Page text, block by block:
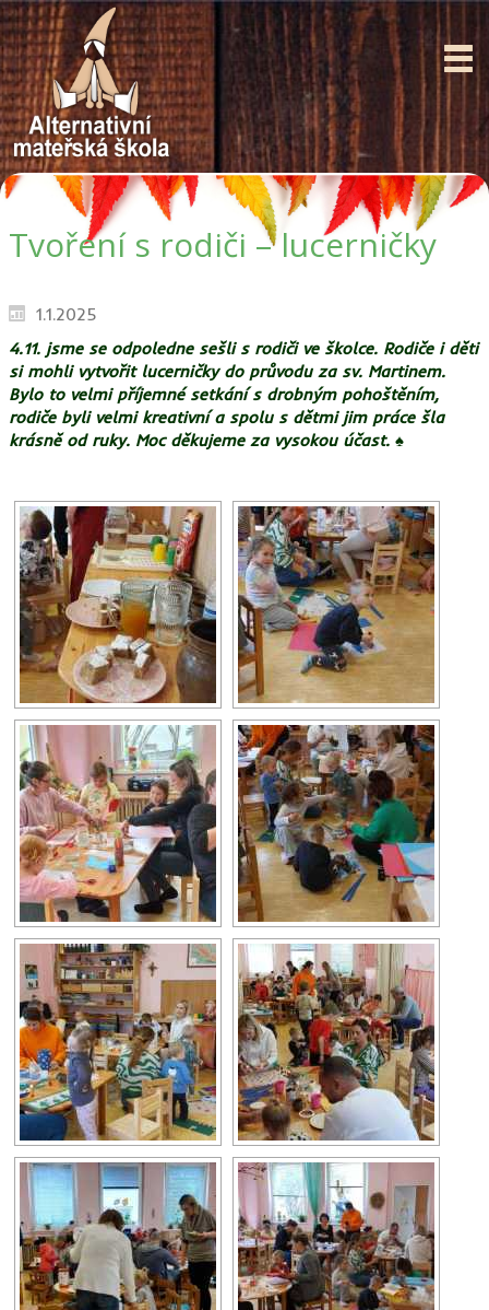
Tvoření s rodiči – lucerničky
1.1.2025
4.11. jsme se odpoledne sešli s rodiči ve školce. Rodiče i děti
si mohli vytvořit lucerničky do průvodu za sv. Martinem.
Bylo to velmi příjemné setkání s drobným pohoštěním,
rodiče byli velmi kreativní a spolu s dětmi jim práce šla
krásně od ruky. Moc děkujeme za vysokou účast. ♠